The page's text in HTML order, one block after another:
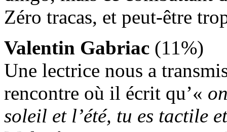
Zéro tracas, et peut-être
Valentin Gabriac (11%)
Une lectrice nous a
rencontre où il écrit qu’«
soleil et l’été, tu es tactile